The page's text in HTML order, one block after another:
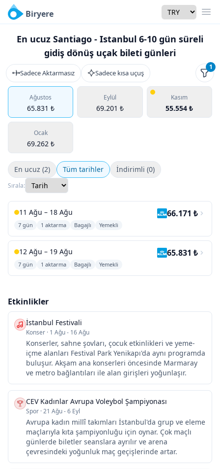
Biryere Currency
En ucuz Santiago - Istanbul 6-10 gün süreli
gidiş dönüş uçak bileti günleri
Sadece Aktarmasız Sadece kısa uçuş
1
Ağustos
65.831 ₺
Eylül
69.201 ₺
Kasım
55.554 ₺
Ocak
69.262 ₺
En ucuz (2) Tüm tarihler İndirimli (0)
Sırala:
11 Ağu – 18 Ağu
7 gün 1 aktarma Bagajlı Yemekli
66.171 ₺
12 Ağu – 19 Ağu
7 gün 1 aktarma Bagajlı Yemekli
65.831 ₺
Etkinlikler
İstanbul Festivali
Konser · 1 Ağu - 16 Ağu
Konserler, sahne şovları, çocuk etkinlikleri ve yeme-
içme alanları Festival Park Yenikapı'da aynı programda
buluşur. Akşam ana konserleri öncesinde Marmaray
ve metro bağlantıları ile alan girişleri yoğunlaşır.
CEV Kadınlar Avrupa Voleybol Şampiyonası
Spor ·21 Ağu - 6 Eyl
Avrupa kadın millî takımları İstanbul'da grup ve eleme
maçlarıyla kıta şampiyonluğu için oynar. Çok maçlı
günlerde biletler seanslara ayrılır ve arena
çevresindeki yoğunluk maç geçişlerinde artar.